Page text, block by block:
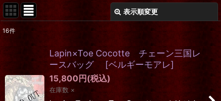
表示順変更
在庫あり
並び順:
16件
Lapin×Toe Cocotte チェーン三国レ
ースバッグ
[ベルギーモアレ]
15,800円(税込)
在庫数 ×